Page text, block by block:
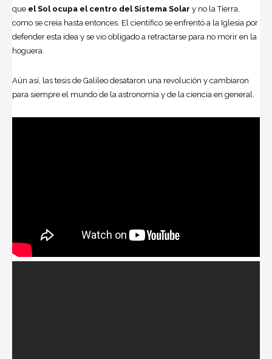
que el Sol ocupa el centro del Sistema Solar y no la Tierra,
como se creía hasta entonces. El científico se enfrentó a la Iglesia por
defender esta idea y se vio obligado a retractarse para no morir en la
hoguera.
Aún así, las tesis de Galileo desataron una revolución y cambiaron
para siempre el mundo de la astronomía y de la ciencia en general.